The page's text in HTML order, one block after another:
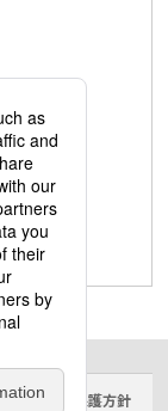
個人情報保護方針